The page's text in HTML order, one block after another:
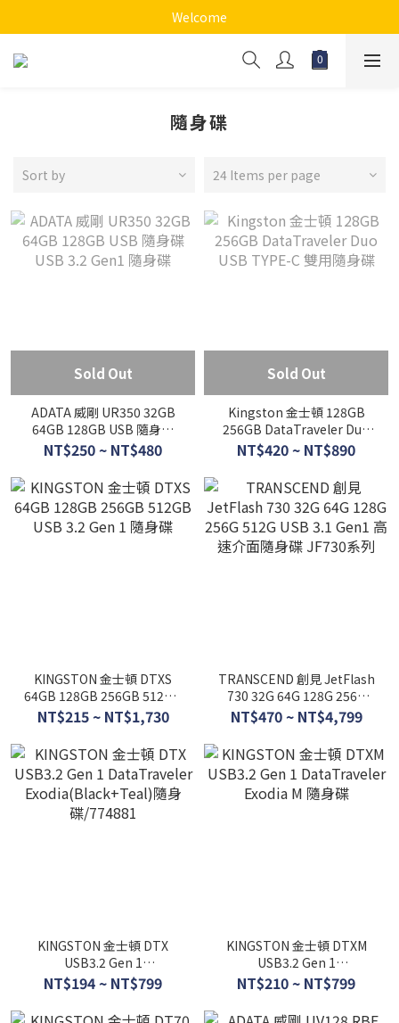
Welcome
隨身碟
Sort by 24 Items per page
Sold Out
ADATA 威剛 UR350 32GB
64GB 128GB USB 隨身碟
USB 3.2 Gen1 隨身碟
NT$250 ~ NT$480
Sold Out
Kingston 金士頓 128GB
256GB DataTraveler Duo
USB TYPE-C 雙用隨身碟
NT$420 ~ NT$890
KINGSTON 金士頓 DTXS
64GB 128GB 256GB 512GB
USB 3.2 Gen 1 隨身碟
NT$215 ~ NT$1,730
TRANSCEND 創見 JetFlash
730 32G 64G 128G 256G
512G USB 3.1 Gen1 高速介
面隨身碟 JF730系列
NT$470 ~ NT$4,799
KINGSTON 金士頓 DTX
USB3.2 Gen 1
DataTraveler
Exodia(Black+Teal)隨身
碟/774881
NT$194 ~ NT$799
KINGSTON 金士頓 DTXM
USB3.2 Gen 1
DataTraveler Exodia M 隨
NT$210 ~ NT$799